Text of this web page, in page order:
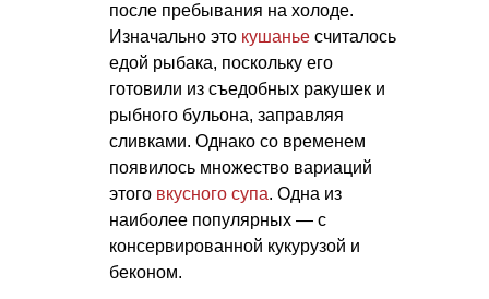
после пребывания на холоде.
Изначально это кушанье считалось
едой рыбака, поскольку его
готовили из съедобных ракушек и
рыбного бульона, заправляя
сливками. Однако со временем
появилось множество вариаций
этого вкусного супа. Одна из
наиболее популярных — с
консервированной кукурузой и
беконом.